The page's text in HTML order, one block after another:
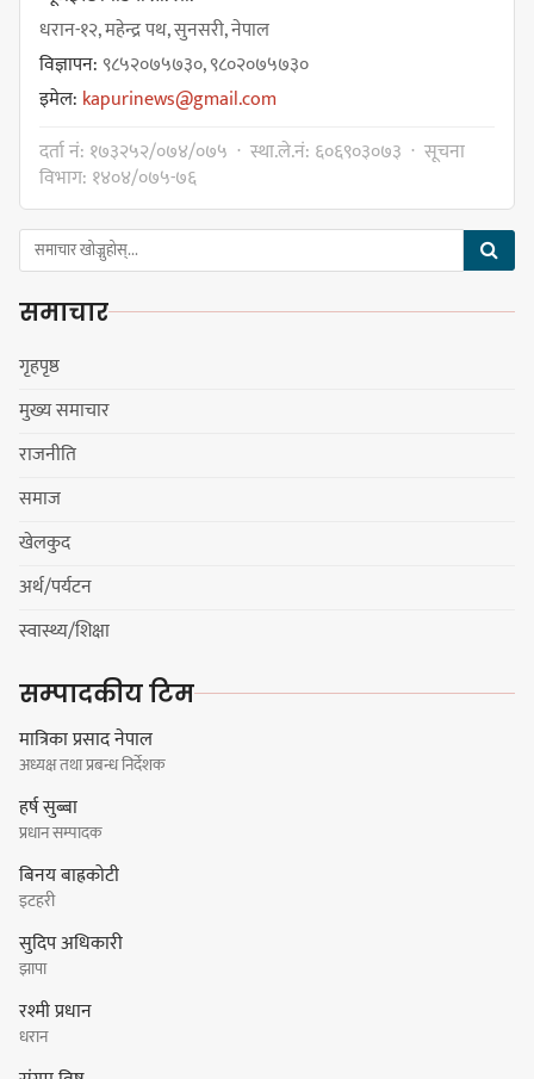
किराँती खम्बुका सन्तानहरू :
स्वपहिचानविहीन राई बन्ने कि
स्वपहिचानसहित 'राउटे !'
नेपाली काँग्रेस सभापति गगन थापालाई
सुनसरीका कार्यकर्ताको आग्रह
धरान-१२, महेन्द्र पथ, सुनसरी, नेपाल
विज्ञापन:९८५२०७५७३०, ९८०२०७५७३०
इमेल: kapurinews@gmail.com
दर्ता नं: १७३२५२/०७४/०७५ · स्था.ले.नं: ६०६९०३०७३ · सूचना
विभाग: १४०४/०७५-७६
समाचार
गृहपृष्ठ
मुख्य समाचार
राजनीति
समाज
खेलकुद
अर्थ/पर्यटन
स्वास्थ्य/शिक्षा
सम्पादकीय टिम
मात्रिका प्रसाद नेपाल
अध्यक्ष तथा प्रबन्ध निर्देशक
हर्ष सुब्बा
प्रधान सम्पादक
बिनय बाह्रकोटी
इटहरी
सुदिप अधिकारी
झापा
रश्मी प्रधान
धरान